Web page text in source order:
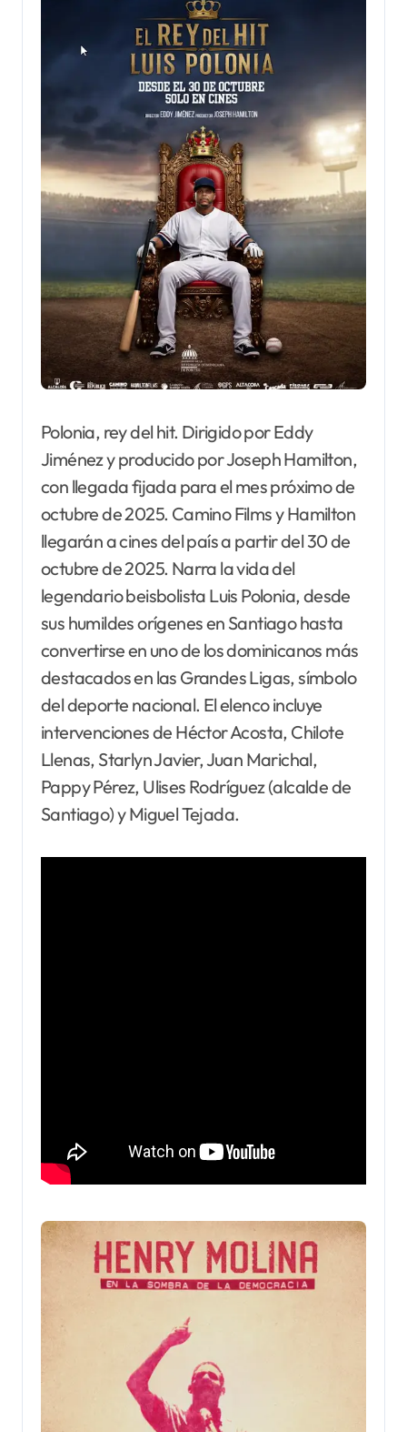
Polonia, rey del hit. Dirigido por Eddy
Jiménez y producido por Joseph Hamilton,
con llegada fijada para el mes próximo de
octubre de 2025. Camino Films y Hamilton
llegarán a cines del país a partir del 30 de
octubre de 2025. Narra la vida del
legendario beisbolista Luis Polonia, desde
sus humildes orígenes en Santiago hasta
convertirse en uno de los dominicanos más
destacados en las Grandes Ligas, símbolo
del deporte nacional. El elenco incluye
intervenciones de Héctor Acosta, Chilote
Llenas, Starlyn Javier, Juan Marichal,
Pappy Pérez, Ulises Rodríguez (alcalde de
Santiago) y Miguel Tejada.